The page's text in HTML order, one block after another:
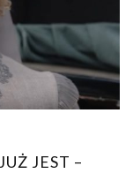
JEST –